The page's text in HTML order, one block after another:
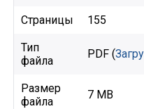
Страницы 155
Тип
файла
PDF (
Размер
файла
7 MB